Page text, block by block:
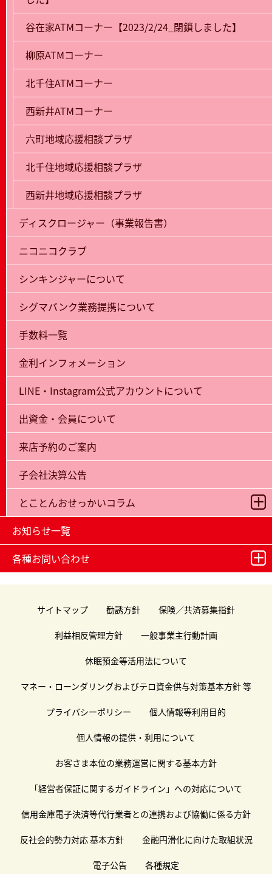
谷在家ATMコーナー【2023/2/24_閉鎖しました】
柳原ATMコーナー
北千住ATMコーナー
西新井ATMコーナー
六町地域応援相談プラザ
北千住地域応援相談プラザ
西新井地域応援相談プラザ
ディスクロージャー（事業報告書）
ニコニコクラブ
シンキンジャーについて
シグマバンク業務提携について
手数料一覧
金利インフォメーション
LINE・Instagram公式アカウントについて
出資金・会員について
来店予約のご案内
子会社決算公告
とことんおせっかいコラム
お知らせ一覧
各種お問い合わせ
サイトマップ 勧誘方針 保険／共済募集指針
利益相反管理方針 一般事業主行動計画
休眠預金等活用法について
マネー・ローンダリングおよびテロ資金供与対策基本方針 等
プライバシーポリシー 個人情報等利用目的
個人情報の提供・利用について
お客さま本位の業務運営に関する基本方針
「経営者保証に関するガイドライン」への対応について
信用金庫電子決済等代行業者との連携および協働に係る方針
反社会的勢力対応 基本方針 金融円滑化に向けた取組状況
電子公告 各種規定